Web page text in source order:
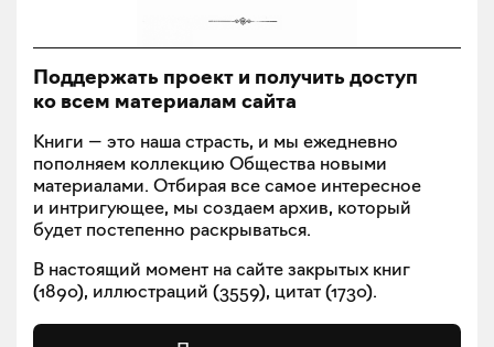
Поддержать проект и получить доступ
ко всем материалам сайта
Книги — это наша страсть, и мы ежедневно
пополняем коллекцию Общества новыми
материалами. Отбирая все самое интересное
и интригующее, мы создаем архив, который
будет постепенно раскрываться.
В настоящий момент на сайте закрытых книг
(1890), иллюстраций (3559), цитат (1730).